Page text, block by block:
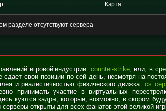
Карта
разделе отсутствуют сервера
игровой индустрии. counter-strike, или, в
свои позиции по сей день, несмотря на
и реалистичностью физического движка.cs
принимать участие в виртуальных
куются кадры, которые, возможно, в скором
открыты для всех фанатов этой великой